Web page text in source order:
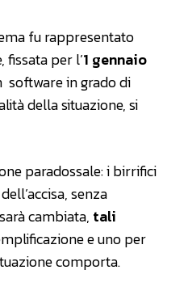
fu rappresentato
fissata per l’1 gennaio
software in grado di
della situazione, si
paradossale: i birrifici
senza
cambiata, tali
e uno per
comporta.